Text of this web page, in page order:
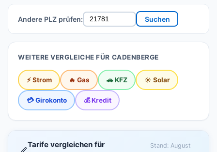
Andere PLZ prüfen: Suchen
WEITERE VERGLEICHE FÜR CADENBERGE
⚡ Strom 🔥 Gas 🚗 KFZ ☀️ Solar
💳 Girokonto 💰 Kredit
Tarife vergleichen für
Stand: August